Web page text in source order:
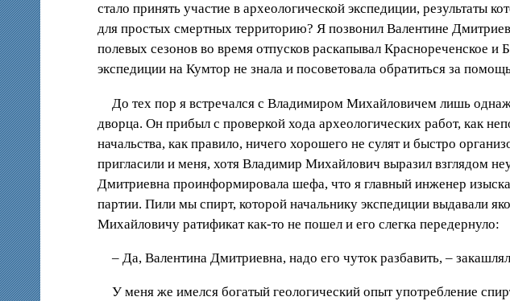
стало принять участие в археологической экспедиции, результаты
для простых смертных территорию? Я позвонил Валентине
полевых сезонов во время отпусков раскапывал Краснореченское
экспедиции на Кумтор не знала и посоветовала обратиться за
До тех пор я встречался с Владимиром Михайловичем лишь
дворца. Он прибыл с проверкой хода археологических работ, как
начальства, как правило, ничего хорошего не сулят и быстро
пригласили и меня, хотя Владимир Михайлович выразил взглядом
Дмитриевна проинформировала шефа, что я главный инженер
партии. Пили мы спирт, которой начальнику экспедиции выдавали
Михайловичу ратификат как-то не пошел и его слегка передернуло:
– Да, Валентина Дмитриевна, надо его чуток разбавить, –
У меня же имелся богатый геологический опыт употребление